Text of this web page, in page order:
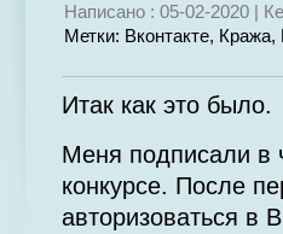
Написано : 05-02-2020 |
Метки: Вконтакте, Кража,
Итак как это было.
Меня подписали в
конкурсе. После
авторизоваться в